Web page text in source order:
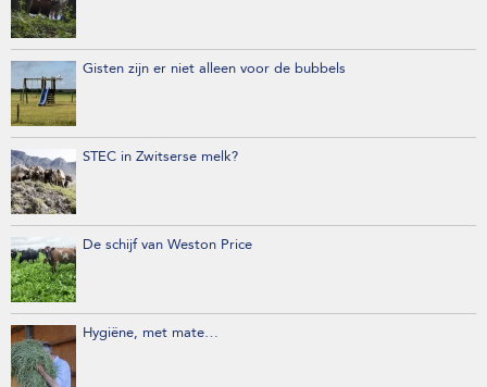
Gisten zijn er niet alleen voor de bubbels
STEC in Zwitserse melk?
De schijf van Weston Price
Hygiëne, met mate…